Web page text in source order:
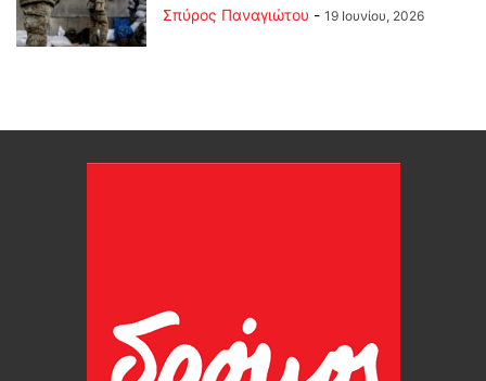
Σπύρος Παναγιώτου - 19 Ιουνίου, 2026